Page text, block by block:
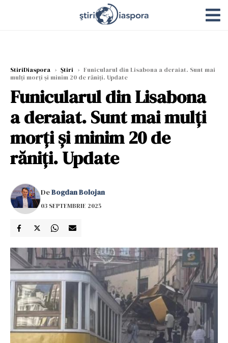
StiriDiaspora › Știri › Funicularul din Lisabona a deraiat. Sunt mai
mulți morți și minim 20 de răniți. Update
Funicularul din Lisabona
a deraiat. Sunt mai mulți
morți și minim 20 de
răniți. Update
DeBogdan Bolojan
03 SEPTEMBRIE 2025